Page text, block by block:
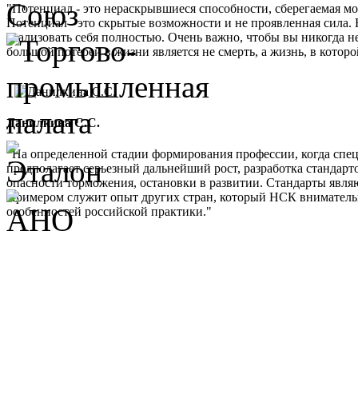
"Потенциал - это нераскрывшиеся способности, сберегаемая
Потенциал - это скрытые возможности и не проявленная
реализовать себя полностью. Очень важно, чтобы вы никогда
большой потерей в жизни является не смерть, а жизнь, в
Данилкина С.С.
"На определенной стадии формирования профессии, когда
предполагает серьезный дальнейший рост, разработка
опасности торможения, остановки в развитии. Стандарты
Примером служит опыт других стран, который НСК
особенностей российской практики."